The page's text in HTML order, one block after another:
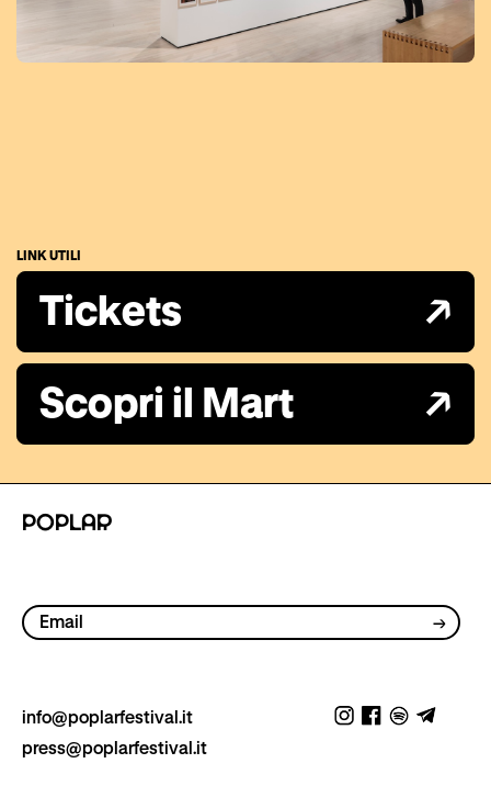
LINK UTILI
Tickets →
Scopri il Mart →
POPLAR
info@poplarfestival.it
press@poplarfestival.it